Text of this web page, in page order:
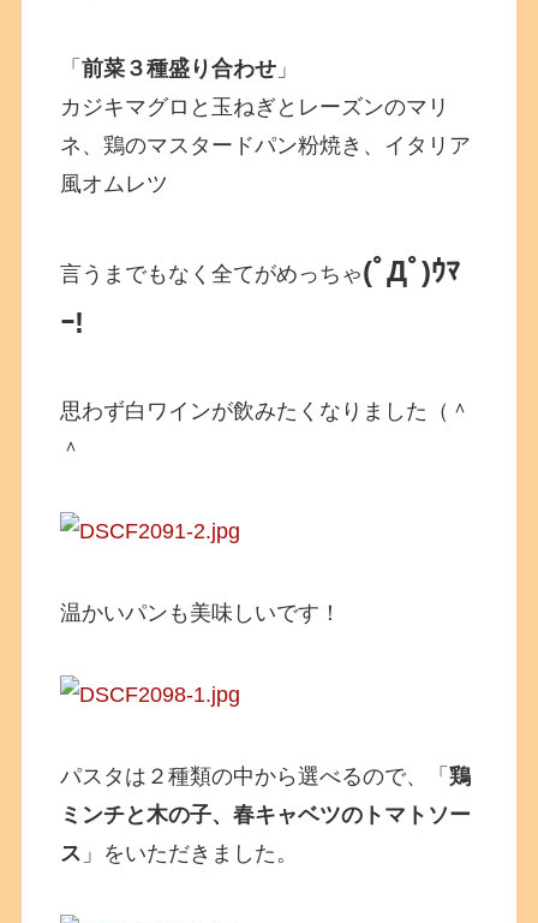
「前菜３種盛り合わせ 」
カジキマグロと玉ねぎとレーズンのマリ
ネ、鶏のマスタードパン粉焼き、イタリア
風オムレツ
言うまでもなく全てがめっちゃ(ﾟДﾟ)ｳﾏ
ｰ!
思わず白ワインが飲みたくなりました（＾
＾
温かいパンも美味しいです！
パスタは２種類の中から選べるので、「鶏
ミンチと木の子、春キャベツのトマトソー
ス 」をいただきました。